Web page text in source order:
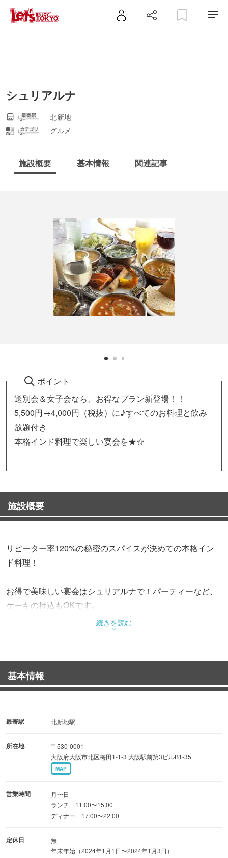
シュリアルナ
北新地
グルメ
施設概要 基本情報 関連記事
ポイント
送別会＆女子会なら、お得なプラン新登場！！
5,500円→4,000円（税抜）に♪すべてのお料理と飲み
放題付き
本格インド料理で楽しい宴会を★☆
施設概要
リピーター率120%の秘密のスパイスが決めての本格イン
ド料理！
お得で美味しい宴会はシュリアルナで！パーティーなど、
ケーキの持込もOKです。
★ 同窓会・各種パーティなど、
店内貸切のご相談にも応じます。
■お誕生日特典！！ インディアンデザートサービス♪
※デザート内容はお楽しみ♪又、お誕生日ミュージックも☆
■ 【ぐるなび特選】食べ飲み放題4,000円プラン
お一人様 5,500円→4,000円（税抜）に！！すべてのお
料理とお飲み物
（インドビール、インドワイン除く）が対象！
【キャンペーン】
★金麦、生ビール他、全てのお飲み物を格安でご提供！！
続きを読む
基本情報
最寄駅 北新地駅
所在地
〒530-0001
大阪府大阪市北区梅田1-1-3 大阪駅前第3ビルB1-35
MAP
営業時間
月〜日
ランチ 11:00〜15:00
ディナー 17:00〜22:00
定休日
無
年末年始（2024年1月1日〜2024年1月3日）